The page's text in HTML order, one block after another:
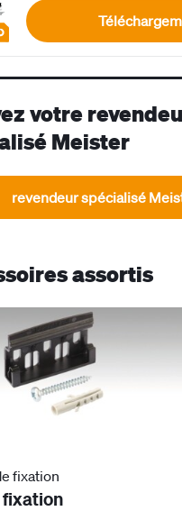
votre
Meister
revendeur spécialisé
assortis
fixation
fixation